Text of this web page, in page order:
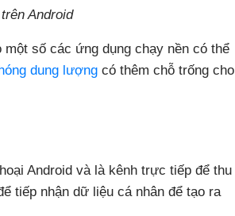
Android
số các ứng dụng chạy nền có thể
dung lượng có thêm chỗ trống cho
Android và là kênh trực tiếp để thu
tiếp nhận dữ liệu cá nhân để tạo ra